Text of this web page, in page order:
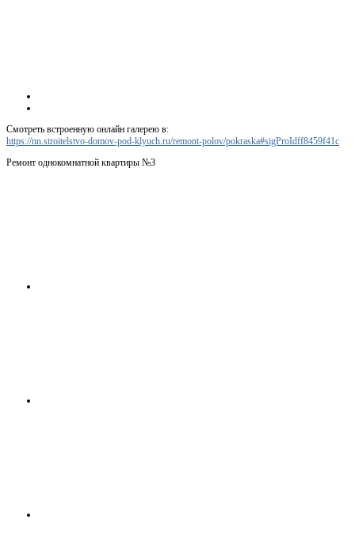
Смотреть встроенную онлайн галерею в:
https://nn.stroitelstvo-domov-pod-klyuch.ru/remont-polov/pokraska#sigProIdff8459f41c
Ремонт однокомнатной квартиры №3